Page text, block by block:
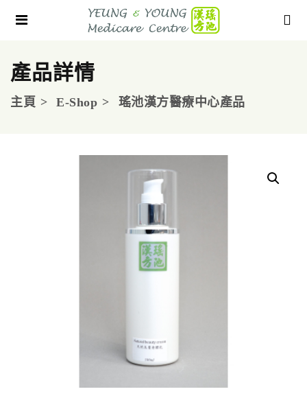
產品詳情
主頁 E-Shop 瑤池漢方醫療中心產品